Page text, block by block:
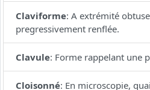
Claviforme: A extrémité
pregressivement renflée.
Clavule: Forme rappelant une
Cloisonné: En microscopie,